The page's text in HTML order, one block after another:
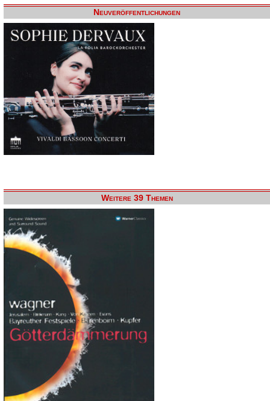
Neuveröffentlichungen
Weitere 39 Themen